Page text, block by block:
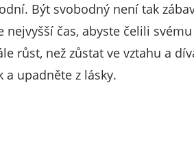
Být svobodný není tak
nejvyšší čas, abyste čelili
růst, než zůstat ve vztahu a
upadněte z lásky.